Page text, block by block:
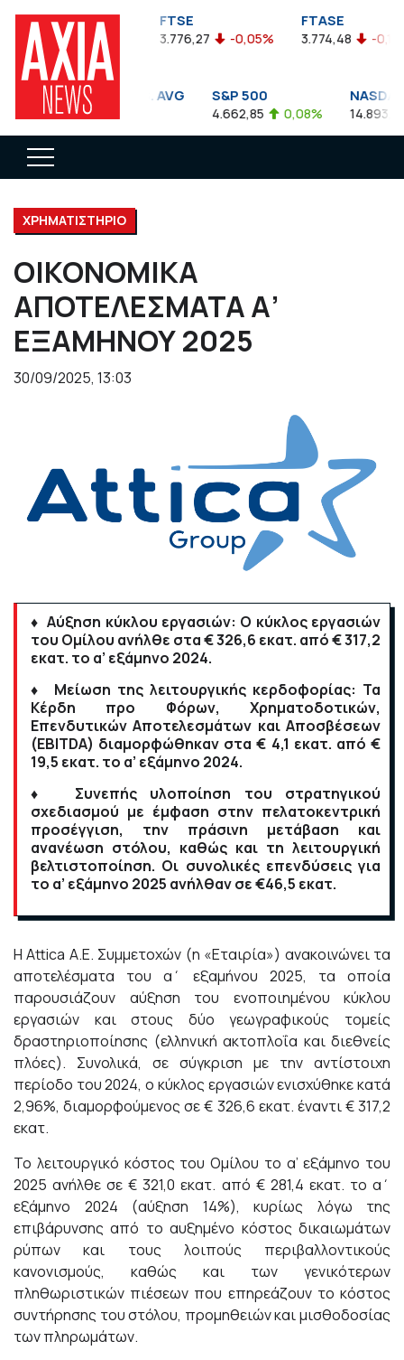
FTSEA
899,47 -0,04%
FTSE
3.776,27 -0,05%
FTASE
3.774,48 -0,10%
DOW JONES INDUS. AVG
35.911,81 -0,56%
S&P 500
4.662,85 0,08%
NASDAQ
14.893,75
ΧΡΗΜΑΤΙΣΤΗΡΙΟ
ΟΙΚΟΝΟΜΙΚΑ
ΑΠΟΤΕΛΕΣΜΑΤΑ Α’
ΕΞΑΜΗΝΟΥ 2025
30/09/2025, 13:03
♦ Αύξηση κύκλου εργασιών: Ο κύκλος εργασιών
του Ομίλου ανήλθε στα € 326,6 εκατ. από € 317,2
εκατ. το α’ εξάμηνο 2024.
♦ Μείωση της λειτουργικής κερδοφορίας: Τα
Κέρδη προ Φόρων, Χρηματοδοτικών,
Επενδυτικών Αποτελεσμάτων και Αποσβέσεων
(EBITDA) διαμορφώθηκαν στα € 4,1 εκατ. από €
19,5 εκατ. το α’ εξάμηνο 2024.
♦ Συνεπής υλοποίηση του στρατηγικού
σχεδιασμού με έμφαση στην πελατοκεντρική
προσέγγιση, την πράσινη μετάβαση και
ανανέωση στόλου, καθώς και τη λειτουργική
βελτιστοποίηση. Οι συνολικές επενδύσεις για
το α’ εξάμηνο 2025 ανήλθαν σε €46,5 εκατ.
Η Attica Α.Ε. Συμμετοχών (η «Εταιρία») ανακοινώνει τα
αποτελέσματα του α΄ εξαμήνου 2025, τα οποία
παρουσιάζουν αύξηση του ενοποιημένου κύκλου
εργασιών και στους δύο γεωγραφικούς τομείς
δραστηριοποίησης (ελληνική ακτοπλοΐα και διεθνείς
πλόες). Συνολικά, σε σύγκριση με την αντίστοιχη
περίοδο του 2024, ο κύκλος εργασιών ενισχύθηκε κατά
2,96%, διαμορφούμενος σε € 326,6 εκατ. έναντι € 317,2
εκατ.
Το λειτουργικό κόστος του Ομίλου το α’ εξάμηνο του
2025 ανήλθε σε € 321,0 εκατ. από € 281,4 εκατ. το α΄
εξάμηνο 2024 (αύξηση 14%), κυρίως λόγω της
επιβάρυνσης από το αυξημένο κόστος δικαιωμάτων
ρύπων και τους λοιπούς περιβαλλοντικούς
κανονισμούς, καθώς και των γενικότερων
πληθωριστικών πιέσεων που επηρεάζουν το κόστος
συντήρησης του στόλου, προμηθειών και μισθοδοσίας
των πληρωμάτων.